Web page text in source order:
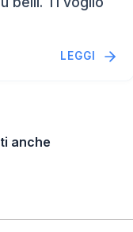
LEGGI
anche